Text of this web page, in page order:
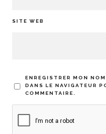
SITE WEB
ENREGISTRER MON
DANS LE NAVIGATEUR
COMMENTAIRE.